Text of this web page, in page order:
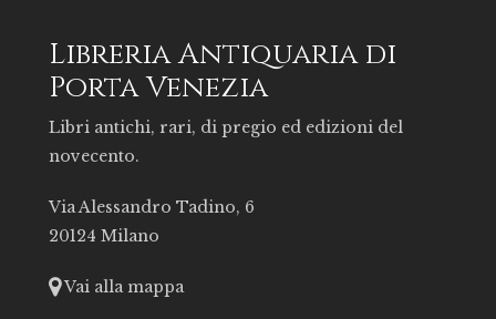
Libreria Antiquaria di
Porta Venezia
Libri antichi, rari, di pregio ed edizioni del
novecento.
Via Alessandro Tadino, 6
20124 Milano
Vai alla mappa